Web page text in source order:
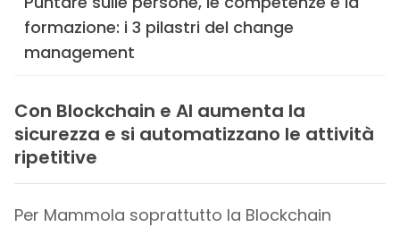
formazione: i 3 pilastri del change
management
Con Blockchain e AI aumenta la
sicurezza e si automatizzano le attività
ripetitive
Per Mammola soprattutto la Blockchain